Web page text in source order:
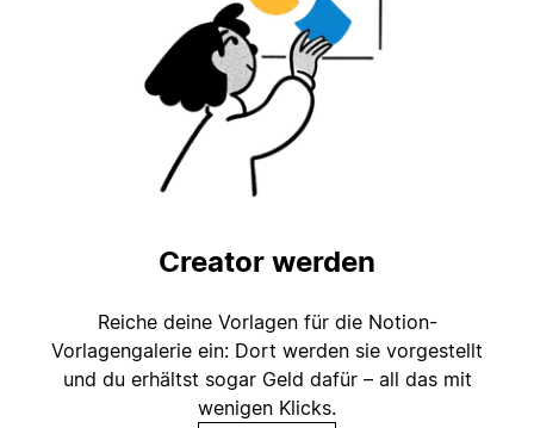
Creator werden
Reiche deine Vorlagen für die Notion-
Vorlagengalerie ein: Dort werden sie vorgestellt
und du erhältst sogar Geld dafür – all das mit
wenigen Klicks.